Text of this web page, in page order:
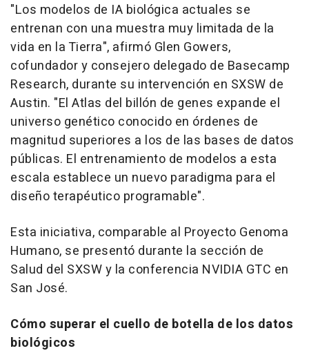
"Los modelos de IA biológica actuales se
entrenan con una muestra muy limitada de la
vida en la Tierra", afirmó Glen Gowers,
cofundador y consejero delegado de Basecamp
Research, durante su intervención en SXSW de
Austin. "El Atlas del billón de genes expande el
universo genético conocido en órdenes de
magnitud superiores a los de las bases de datos
públicas. El entrenamiento de modelos a esta
escala establece un nuevo paradigma para el
diseño terapéutico programable".
Esta iniciativa, comparable al Proyecto Genoma
Humano, se presentó durante la sección de
Salud del SXSW y la conferencia NVIDIA GTC en
San José.
Cómo superar el cuello de botella de los datos
biológicos